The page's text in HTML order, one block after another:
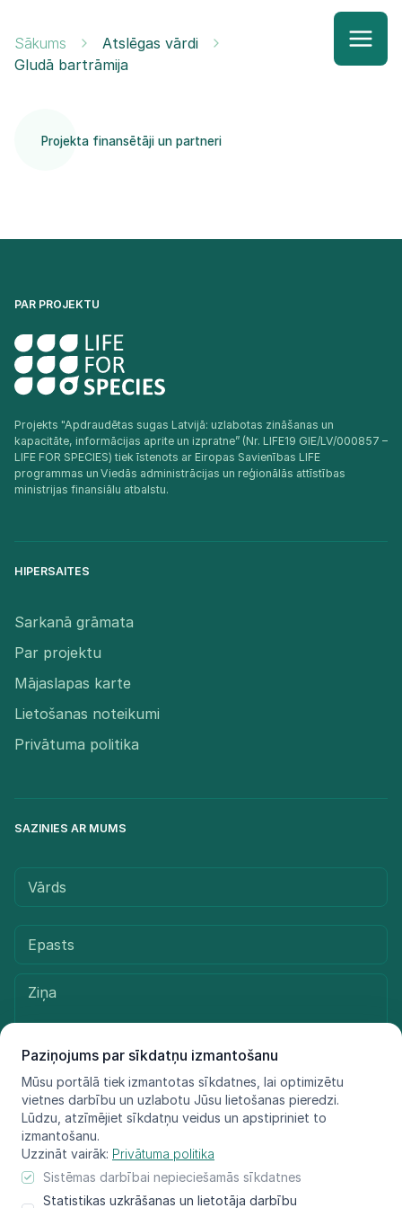
Paziņojums par sīkdatņu izmantošanu
Mūsu portālā tiek izmantotas sīkdatnes, lai optimizētu
vietnes darbību un uzlabotu Jūsu lietošanas pieredzi.
Lūdzu, atzīmējiet sīkdatņu veidus un apstipriniet to
izmantošanu.
Uzzināt vairāk: Privātuma politika
Sistēmas darbībai nepieciešamās sīkdatnes
Statistikas uzkrāšanas un lietotāja darbību
Sākums
Atslēgas vārdi
Gludā bartrāmija
Projekta finansētāji un partneri
PAR PROJEKTU
Projekts "Apdraudētas sugas Latvijā: uzlabotas zināšanas un
kapacitāte, informācijas aprite un izpratne” (Nr. LIFE19 GIE/LV/000857 –
LIFE FOR SPECIES) tiek īstenots ar Eiropas Savienības LIFE
programmas un Viedās administrācijas un reģionālās attīstības
ministrijas finansiālu atbalstu.​
HIPERSAITES
Sarkanā grāmata
Par projektu
Mājaslapas karte
Lietošanas noteikumi
Privātuma politika
SAZINIES AR MUMS
Sūtīt ziņu
© LIFE FOR SPECIES, 2021 - 2025
Informācija atspoguļo tikai projekta LIFE FOR SPECIES īstenotāju